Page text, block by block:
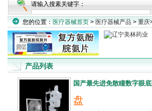
请输入搜素关键字：
您的位置： 医疗器械首页 > 医疗器械产品 > 重庆
产品列表
国产最先进免散瞳数字眼
盘